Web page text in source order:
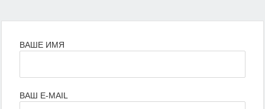
ВАШЕ ИМЯ
ВАШ E-MAIL